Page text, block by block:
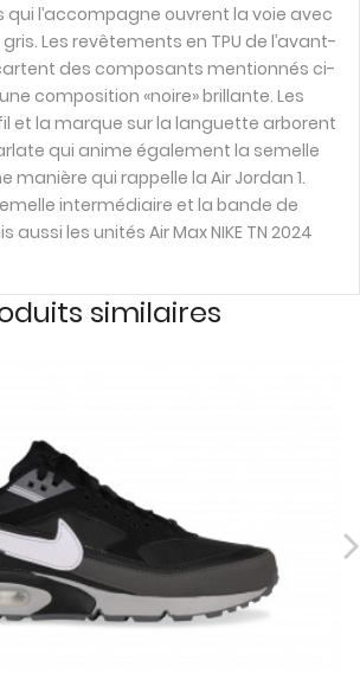
l’accompagne ouvrent la voie avec
Les revêtements en TPU de l’avant-
des composants mentionnés ci-
composition «noire» brillante. Les
et la marque sur la languette arborent
qui anime également la semelle
manière qui rappelle la Air Jordan 1.
intermédiaire et la bande de
aussi les unités Air Max NIKE TN 2024
similaires